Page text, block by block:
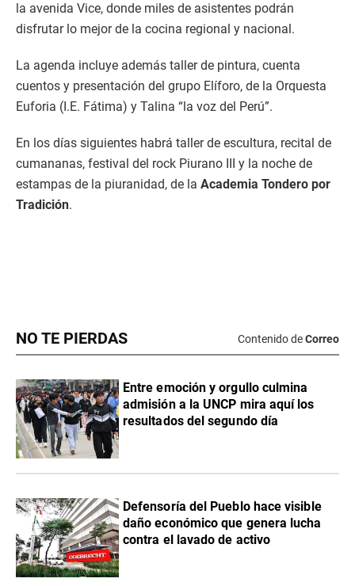
NO TE PIERDAS Contenido deCorreo
Entre emoción y orgullo culmina
admisión a la UNCP mira aquí los
resultados del segundo día
Defensoría del Pueblo hace visible
daño económico que genera lucha
contra el lavado de activo